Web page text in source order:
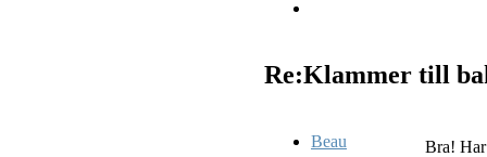
Re:Klammer till
Beau Bra!